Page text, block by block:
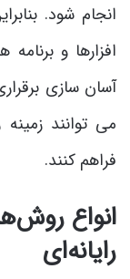
انجام شود.
افزارها و
آسان سازی
می توانند زمینه
فراهم کنند.
انواع
رایانه‌ای